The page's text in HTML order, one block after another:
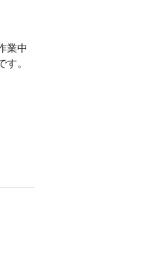
業中
。